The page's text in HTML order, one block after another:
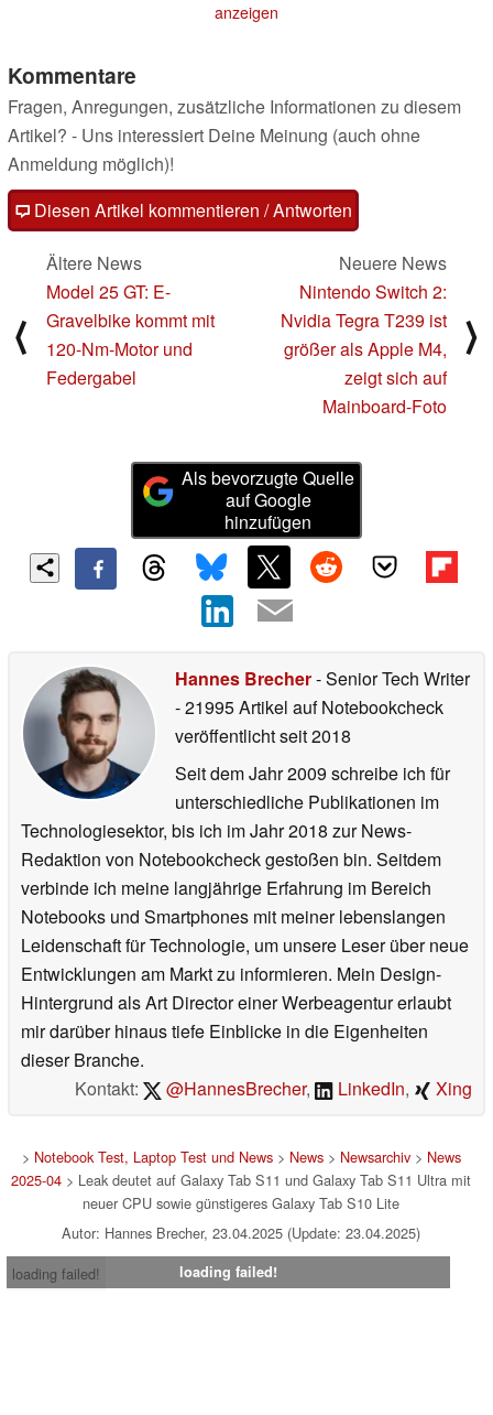
anzeigen
Kommentare
Fragen, Anregungen, zusätzliche Informationen zu diesem
Artikel? - Uns interessiert Deine Meinung (auch ohne
Anmeldung möglich)!
Diesen Artikel kommentieren / Antworten
⟨
Ältere News
Model 25 GT: E-
Gravelbike kommt mit
120-Nm-Motor und
Federgabel
Neuere News
Nintendo Switch 2:
Nvidia Tegra T239 ist
größer als Apple M4,
zeigt sich auf
Mainboard-Foto
⟩
Als bevorzugte Quelle
auf Google
hinzufügen
Hannes Brecher- Senior Tech Writer
- 21995 Artikel auf Notebookcheck
veröffentlichtseit 2018
Seit dem Jahr 2009 schreibe ich für
unterschiedliche Publikationen im
Technologiesektor, bis ich im Jahr 2018 zur News-
Redaktion von Notebookcheck gestoßen bin. Seitdem
verbinde ich meine langjährige Erfahrung im Bereich
Notebooks und Smartphones mit meiner lebenslangen
Leidenschaft für Technologie, um unsere Leser über neue
Entwicklungen am Markt zu informieren. Mein Design-
Hintergrund als Art Director einer Werbeagentur erlaubt
mir darüber hinaus tiefe Einblicke in die Eigenheiten
dieser Branche.
Kontakt:
@HannesBrecher, LinkedIn, Xing
> Notebook Test, Laptop Test und News> News> Newsarchiv> News
2025-04 > Leak deutet auf Galaxy Tab S11 und Galaxy Tab S11 Ultra mit
neuer CPU sowie günstigeres Galaxy Tab S10 Lite
Autor: Hannes Brecher, 23.04.2025 (Update: 23.04.2025)
loading failed!
loading failed!